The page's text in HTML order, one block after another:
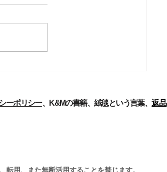
である。男性は、原材料を購入
村地区だけだと75％以上である
ーポリシー、 K&Mの書籍​、絨毯という言葉、返品
転用、また無断活用することを禁じます。